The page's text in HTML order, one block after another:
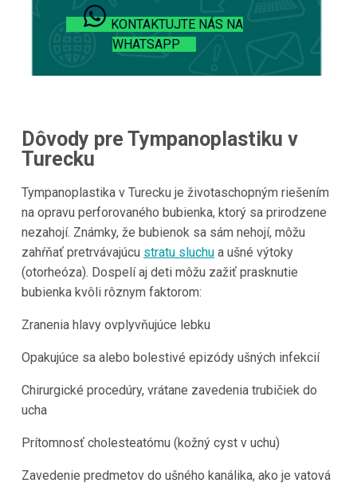
KONTAKTUJTE NÁS NA
WHATSAPP
Dôvody pre Tympanoplastiku v
Turecku
Tympanoplastika v Turecku je životaschopným riešením
na opravu perforovaného bubienka, ktorý sa prirodzene
nezahojí. Známky, že bubienok sa sám nehojí, môžu
zahŕňať pretrvávajúcu stratu sluchua ušné výtoky
(otorheóza). Dospelí aj deti môžu zažiť prasknutie
bubienka kvôli rôznym faktorom:
Zranenia hlavy ovplyvňujúce lebku
Opakujúce sa alebo bolestivé epizódy ušných infekcií
Chirurgické procedúry, vrátane zavedenia trubičiek do
ucha
Prítomnosť cholesteatómu (kožný cyst v uchu)
Zavedenie predmetov do ušného kanálika, ako je vatová